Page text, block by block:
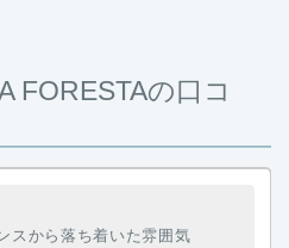
FORESTAの口コ
スから落ち着いた雰囲気